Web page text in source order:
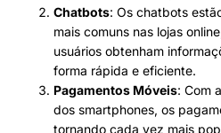
Chatbots: Os chatbots
mais comuns nas lojas
usuários obtenham
forma rápida e eficiente.
Pagamentos Móveis: Com
dos smartphones, os
tornando cada vez mais